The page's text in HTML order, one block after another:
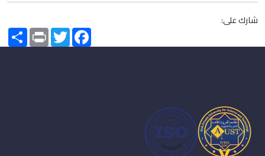
شارك على:
Share PrintTwitterFacebook